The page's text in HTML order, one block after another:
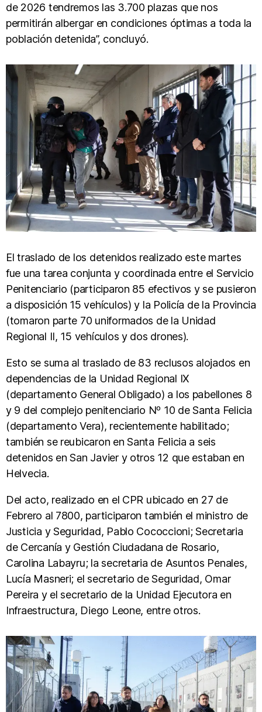
de 2026 tendremos las 3.700 plazas que nos
permitirán albergar en condiciones óptimas a toda la
población detenida”, concluyó.
El traslado de los detenidos realizado este martes
fue una tarea conjunta y coordinada entre el Servicio
Penitenciario (participaron 85 efectivos y se pusieron
a disposición 15 vehículos) y la Policía de la Provincia
(tomaron parte 70 uniformados de la Unidad
Regional II, 15 vehículos y dos drones).
Esto se suma al traslado de 83 reclusos alojados en
dependencias de la Unidad Regional IX
(departamento General Obligado) a los pabellones 8
y 9 del complejo penitenciario Nº 10 de Santa Felicia
(departamento Vera), recientemente habilitado;
también se reubicaron en Santa Felicia a seis
detenidos en San Javier y otros 12 que estaban en
Helvecia.
Del acto, realizado en el CPR ubicado en 27 de
Febrero al 7800, participaron también el ministro de
Justicia y Seguridad, Pablo Cococcioni; Secretaria
de Cercanía y Gestión Ciudadana de Rosario,
Carolina Labayru; la secretaria de Asuntos Penales,
Lucía Masneri; el secretario de Seguridad, Omar
Pereira y el secretario de la Unidad Ejecutora en
Infraestructura, Diego Leone, entre otros.